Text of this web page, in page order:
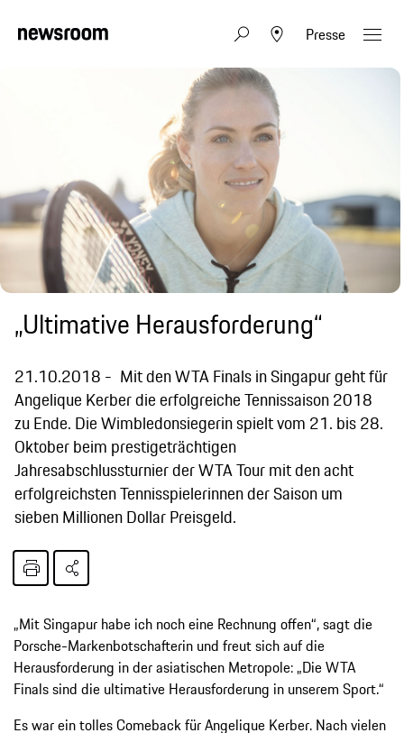
Presse
„Ultimative Herausforderung“
21.10.2018
Mit den WTA Finals in Singapur geht für
Angelique Kerber die erfolgreiche Tennissaison 2018
zu Ende. Die Wimbledonsiegerin spielt vom 21. bis 28.
Oktober beim prestigeträchtigen
Jahresabschlussturnier der WTA Tour mit den acht
erfolgreichsten Tennisspielerinnen der Saison um
sieben Millionen Dollar Preisgeld.
„Mit Singapur habe ich noch eine Rechnung offen“, sagt die
Porsche-Markenbotschafterin und freut sich auf die
Herausforderung in der asiatischen Metropole: „Die WTA
Finals sind die ultimative Herausforderung in unserem Sport.“
Es war ein tolles Comeback für Angelique Kerber. Nach vielen